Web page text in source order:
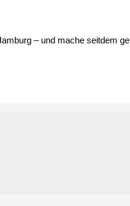
– und mache seitdem